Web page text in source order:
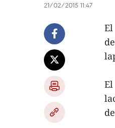
21/02/2015 11:47